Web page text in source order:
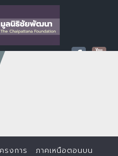
รงการ ภาคเหนือตอนบน